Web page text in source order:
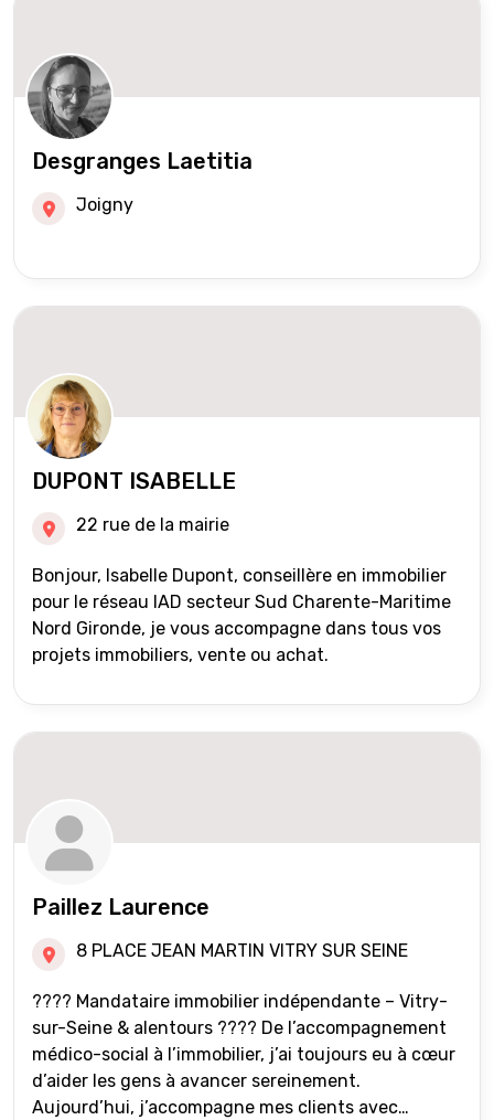
réseau Iad France et Iad Deutschland Inter agence
Desgranges Laetitia
Joigny
DUPONT ISABELLE
22 rue de la mairie
Bonjour, Isabelle Dupont, conseillère en immobilier
pour le réseau IAD secteur Sud Charente-Maritime
Nord Gironde, je vous accompagne dans tous vos
projets immobiliers, vente ou achat.
Paillez Laurence
8 PLACE JEAN MARTIN VITRY SUR SEINE
???? Mandataire immobilier indépendante – Vitry-
sur-Seine & alentours ???? De l’accompagnement
médico-social à l’immobilier, j’ai toujours eu à cœur
d’aider les gens à avancer sereinement.
Aujourd’hui, j’accompagne mes clients avec